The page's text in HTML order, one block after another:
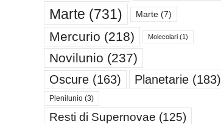
Marte (731) Marte(7)
Mercurio (218) Molecolari(1)
Novilunio (237)
Oscure(163) Planetarie(183)
Plenilunio(3)
Resti di Supernovae (125)